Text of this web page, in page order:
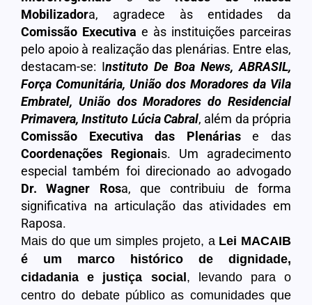
Mobilizadora, agradece às entidades da
Comissão Executiva e às instituições parceiras
pelo apoio à realização das plenárias. Entre elas,
destacam-se: Instituto De Boa News, ABRASIL,
Força Comunitária, União dos Moradores da Vila
Embratel, União dos Moradores do Residencial
Primavera, Instituto Lúcia Cabral, além da própria
Comissão Executiva das Plenáriase das
Coordenações Regionais. Um agradecimento
especial também foi direcionado ao advogado
Dr. Wagner Rosa, que contribuiu de forma
significativa na articulação das atividades em
Raposa.
Mais do que um simples projeto, a Lei MACAIB
é um marco histórico de dignidade,
cidadania e justiça social, levando para o
centro do debate público as comunidades que